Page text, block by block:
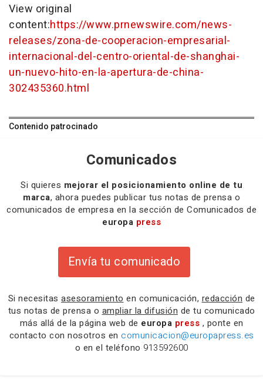
View original
content:https://www.prnewswire.com/news-
releases/zona-de-cooperacion-empresarial-
internacional-del-centro-oriental-de-shanghai-
un-nuevo-hito-en-la-apertura-de-china-
302435360.html
Contenido patrocinado
Comunicados
Si quieres mejorar el posicionamiento online de tu
marca, ahora puedes publicar tus notas de prensa o
comunicados de empresa en la sección de Comunicados de
europa press
Envía tu comunicado
Si necesitas asesoramiento en comunicación, redacción de
tus notas de prensa o ampliar la difusión de tu comunicado
más allá de la página web de europa press , ponte en
contacto con nosotros en comunicacion@europapress.es
o en el teléfono 913592600